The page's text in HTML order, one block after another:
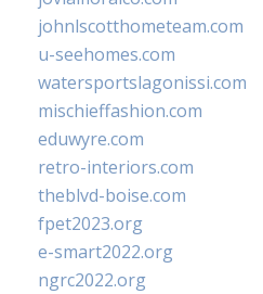
johnlscotthometeam.com
u-seehomes.com
watersportslagonissi.com
mischieffashion.com
eduwyre.com
retro-interiors.com
theblvd-boise.com
fpet2023.org
e-smart2022.org
ngrc2022.org